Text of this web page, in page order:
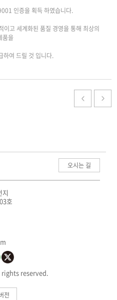
인증을 획득 하였습니다.
이고 세계화된 품질 경영을 통해 최상의
품을
하여 드릴 것 입니다.
오시는 길
지
호
rights reserved.
전